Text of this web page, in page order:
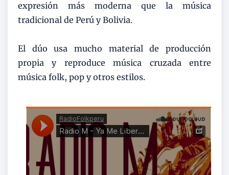
expresión más moderna que la música
tradicional de Perú y Bolivia.
El dúo usa mucho material de producción
propia y reproduce música cruzada entre
música folk, pop y otros estilos.